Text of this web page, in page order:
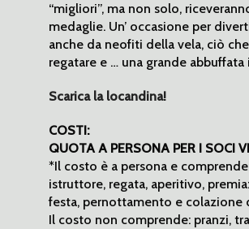
“migliori”, ma non solo,
medaglie. Un’ occasione per
anche da neofiti della vela, ciò
regatare e … una grande abbuffata
Scarica la locandina!
COSTI:
QUOTA A PERSONA PER I SOCI
*Il costo è a persona e
istruttore, regata, aperitivo,
festa, pernottamento e colazione
Il costo non comprende: pranzi,